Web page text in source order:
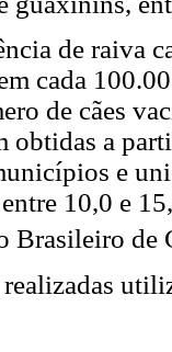
de raiva
cada
de cães
obtidas a
e
10,0 e
Brasileiro de
realizadas